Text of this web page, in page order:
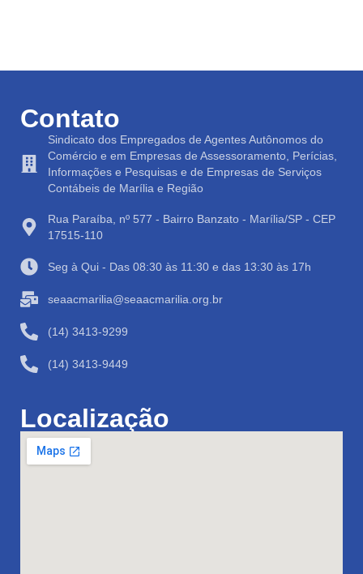
Contato
Sindicato dos Empregados de Agentes Autônomos do
Comércio e em Empresas de Assessoramento, Perícias,
Informações e Pesquisas e de Empresas de Serviços
Contábeis de Marília e Região
Rua Paraíba, nº 577 - Bairro Banzato - Marília/SP - CEP
17515-110
Seg à Qui - Das 08:30 às 11:30 e das 13:30 às 17h
seaacmarilia@seaacmarilia.org.br
(14) 3413-9299
(14) 3413-9449
Localização